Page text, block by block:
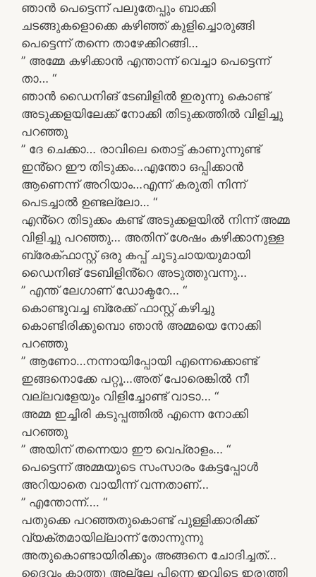
ഞാൻ പെട്ടെന്ന് പലുതേപ്പും ബാക്കി
ചടങ്ങുകളൊക്കെ കഴിഞ്ഞ് കുളിച്ചൊരുങ്ങി
പെട്ടെന്ന് തന്നെ താഴേക്കിറങ്ങി…
” അമ്മേ കഴിക്കാൻ എന്താന്ന് വെച്ചാ പെട്ടെന്ന്
താ… “
ഞാൻ ഡൈനിങ് ടേബിളിൽ ഇരുന്നു കൊണ്ട്
അടുക്കളയിലേക്ക് നോക്കി തിടുക്കത്തിൽ വിളിച്ചു
പറഞ്ഞു
” ദേ ചെക്കാ… രാവിലെ തൊട്ട് കാണുന്നുണ്ട്
ഇൻ്റെ ഈ തിടുക്കം…എന്തോ ഒപ്പിക്കാൻ
ആണെന്ന് അറിയാം…എന്ന് കരുതി നിന്ന്
പെടച്ചാൽ ഉണ്ടല്ലോ… “
എൻ്റെ തിടുക്കം കണ്ട് അടുക്കളയിൽ നിന്ന് അമ്മ
വിളിച്ചു പറഞ്ഞു… അതിന് ശേഷം കഴിക്കാനുള്ള
ബ്രേക്ഫാസ്റ്റ് ഒരു കപ്പ് ചൂടുചായയുമായി
ഡൈനിങ് ടേബിളിൻ്റെ അടുത്തുവന്നു…
” എന്ത് ലേഗാണ് ഡോക്ടറേ… “
കൊണ്ടുവച്ച ബ്രേക്ക് ഫാസ്റ്റ് കഴിച്ചു
കൊണ്ടിരിക്കുമ്പൊ ഞാൻ അമ്മയെ നോക്കി
പറഞ്ഞു
” ആണോ…നന്നായിപ്പോയി എന്നെക്കൊണ്ട്
ഇങ്ങനൊക്കേ പറ്റൂ…അത് പോരെങ്കിൽ നീ
വല്ലവളേയും വിളിച്ചോണ്ട് വാടാ… “
അമ്മ ഇച്ചിരി കടുപ്പത്തിൽ എന്നെ നോക്കി
പറഞ്ഞു
” അയിന് തന്നെയാ ഈ വെപ്രാളം… “
പെട്ടെന്ന് അമ്മയുടെ സംസാരം കേട്ടപ്പോൾ
അറിയാതെ വായീന്ന് വന്നതാണ്…
” എന്തോന്ന്…. “
പതുക്കെ പറഞ്ഞതുകൊണ്ട് പുള്ളിക്കാരിക്ക്
വ്യക്തമായില്ലാന്ന് തോന്നുന്നു
അതുകൊണ്ടായിരിക്കും അങ്ങനെ ചോദിച്ചത്…
ദൈവം കാത്തു അല്ലേ പിന്നെ ഇവിടെ ഇരുത്തി